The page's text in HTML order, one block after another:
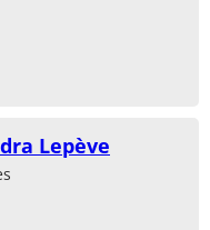
Lepève